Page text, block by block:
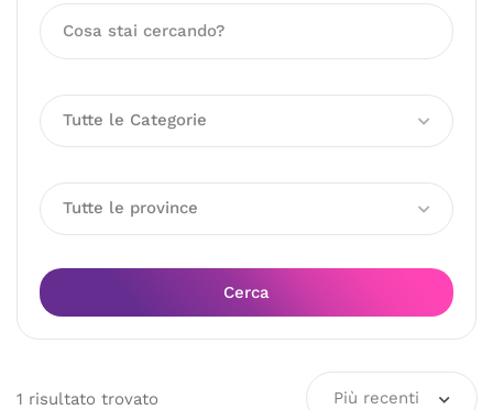
Tutte le Categorie
Tutte le province
Cerca
1 risultato trovato Più recenti